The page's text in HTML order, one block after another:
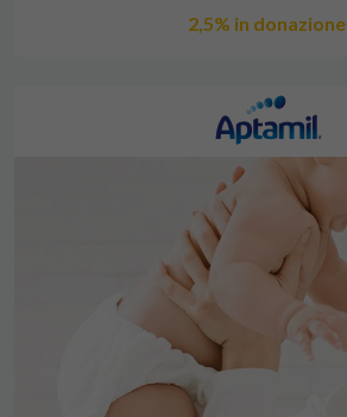
2,5% in donazione